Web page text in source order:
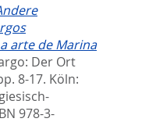
arte de Marina
Der Ort
8-17. Köln:
978-3-